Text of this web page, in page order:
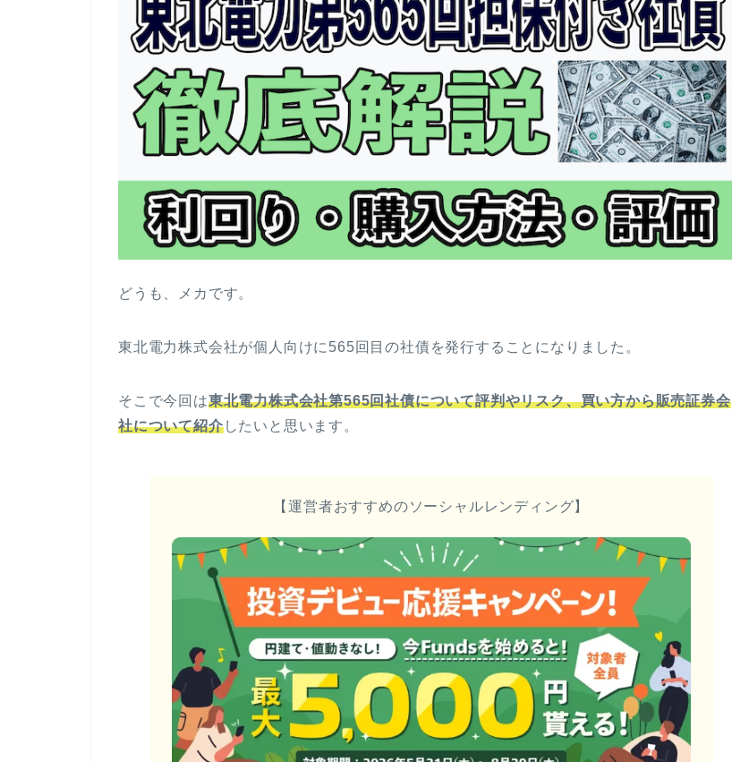
どうも、メカです。
東北電力株式会社が個人向けに565回目の社債を発行することになりました。
そこで今回は東北電力株式会社第565回社債について評判やリスク、買い方から販売証券会
社について紹介したいと思います。
【運営者おすすめのソーシャルレンディング】